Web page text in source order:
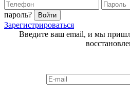
пароль?
Зарегистрироваться
Введите ваш email, и мы